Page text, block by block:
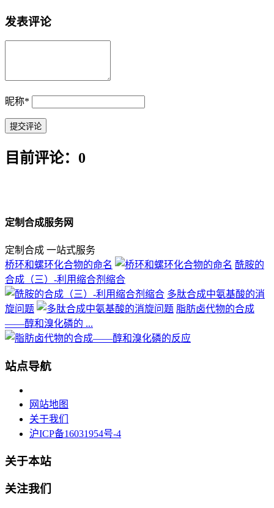
发表评论
昵称*
目前评论：0
定制合成服务网
定制合成 一站式服务
桥环和螺环化合物的命名
酰胺的
合成（三）-利用缩合剂缩合
多肽合成中氨基酸的消
旋问题
脂肪卤代物的合成
——醇和溴化磷的 ...
站点导航
网站地图
关于我们
沪ICP备16031954号-4
关于本站
关注我们